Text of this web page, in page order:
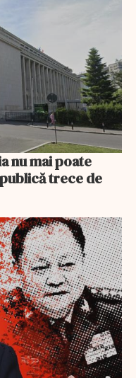
nu mai poate
trece de